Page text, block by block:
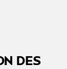
DES